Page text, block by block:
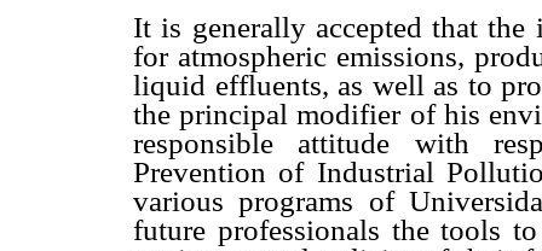
It is generally accepted that
for atmospheric emissions,
liquid effluents, as well as to
the principal modifier of his
responsible attitude with
Prevention of Industrial
various programs of
future professionals the tools